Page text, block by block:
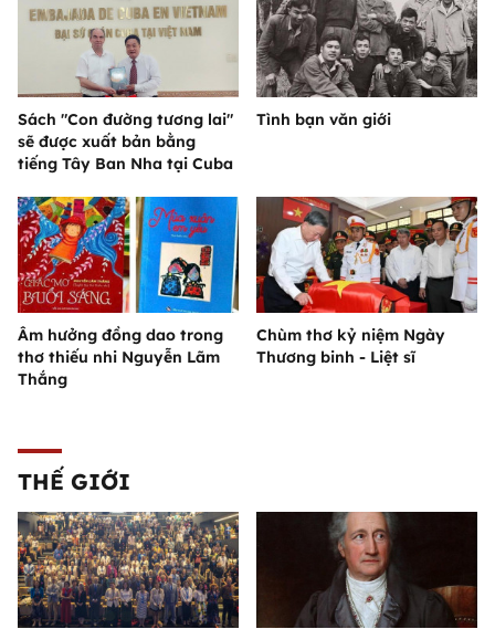
Sách "Con đường tương lai"
sẽ được xuất bản bằng
tiếng Tây Ban Nha tại Cuba
Tình bạn văn giới
Âm hưởng đồng dao trong
thơ thiếu nhi Nguyễn Lãm
Thắng
Chùm thơ kỷ niệm Ngày
Thương binh - Liệt sĩ
THẾ GIỚI